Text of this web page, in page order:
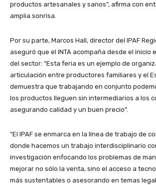
productos artesanales y sanos”, afirma con
amplia sonrisa.
Por su parte, Marcos Hall, director del IPAF
aseguró que el INTA acompaña desde el inicio
del sector: “Esta feria es un ejemplo de
articulación entre productores familiares y el
demuestra que trabajando en conjunto
los productos lleguen sin intermediarios a los
asegurando calidad y un buen precio”.
“El IPAF se enmarca en la línea de trabajo de
donde hacemos un trabajo interdisciplinario
investigación enfocando los problemas de
mejorar no sólo la venta, sino el acceso a
más sustentables o asesorando en temas